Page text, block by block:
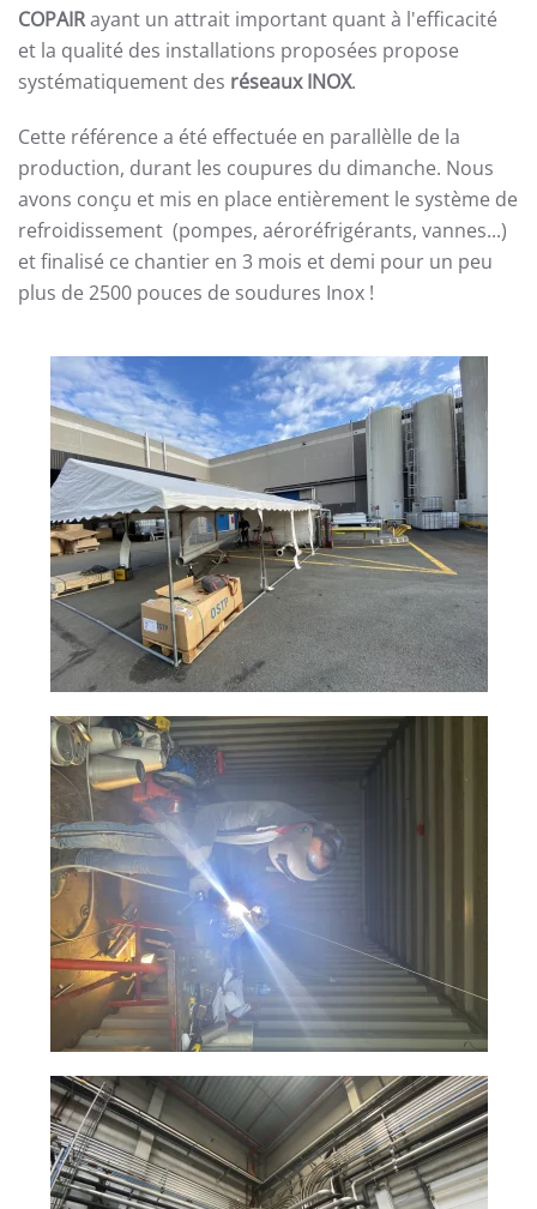
COPAIRayant un attrait important quant à l'efficacité
et la qualité des installations proposées propose
systématiquement des réseaux INOX.
Cette référence a été effectuée en parallèlle de la
production, durant les coupures du dimanche. Nous
avons conçu et mis en place entièrement le système de
refroidissement (pompes, aéroréfrigérants, vannes...)
et finalisé ce chantier en 3 mois et demi pour un peu
plus de 2500 pouces de soudures Inox !